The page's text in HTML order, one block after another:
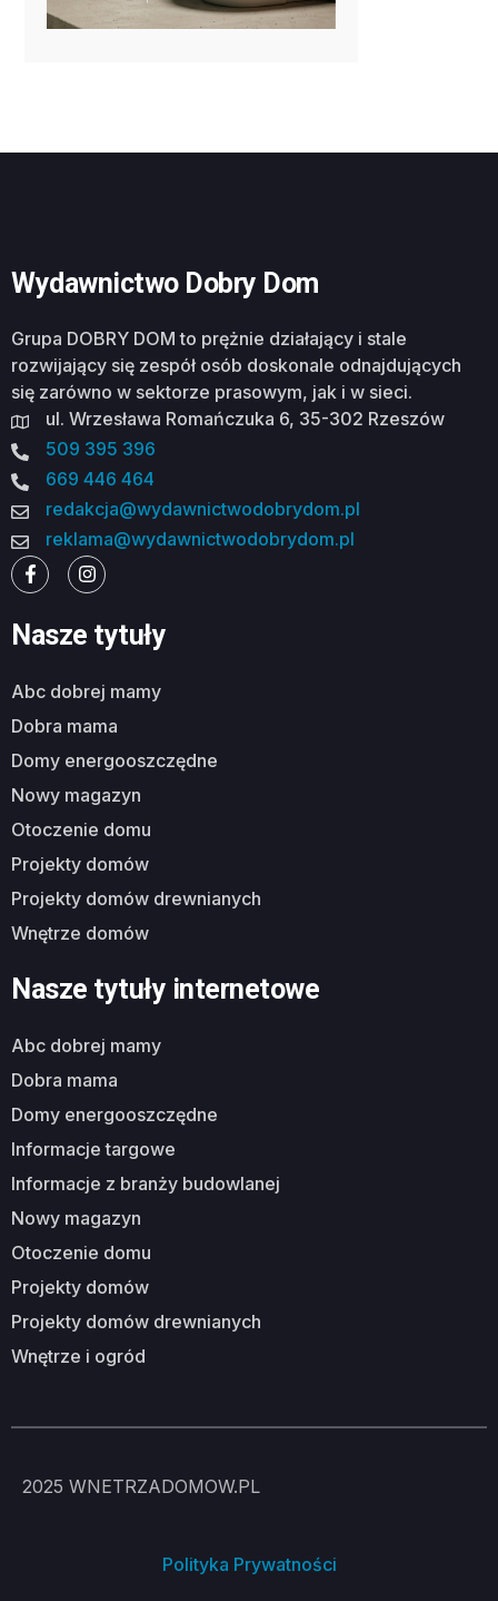
Wydawnictwo Dobry Dom
Grupa DOBRY DOM to prężnie działający i stale
rozwijający się zespół osób doskonale odnajdujących
się zarówno w sektorze prasowym, jak i w sieci.
ul. Wrzesława Romańczuka 6, 35-302 Rzeszów
509 395 396
669 446 464
redakcja@wydawnictwodobrydom.pl
reklama@wydawnictwodobrydom.pl
Nasze tytuły
abc dobrej mamy
dobra mama
domy energooszczędne
nowy magazyn
otoczenie domu
projekty domów
projekty domów drewnianych
wnętrze domów
Nasze tytuły internetowe
abc dobrej mamy
dobra mama
domy energooszczędne
informacje targowe
informacje z branży budowlanej
nowy magazyn
otoczenie domu
projekty domów
projekty domów drewnianych
wnętrze i ogród
2025 WNETRZADOMOW.PL
Polityka Prywatności